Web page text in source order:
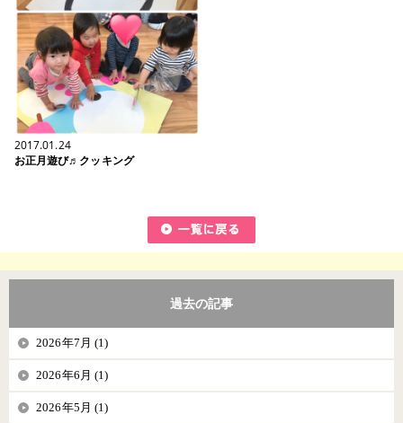
2017.01.24
お正月遊び♬クッキング
過去の記事
2026年7月 (1)
2026年6月 (1)
2026年5月 (1)